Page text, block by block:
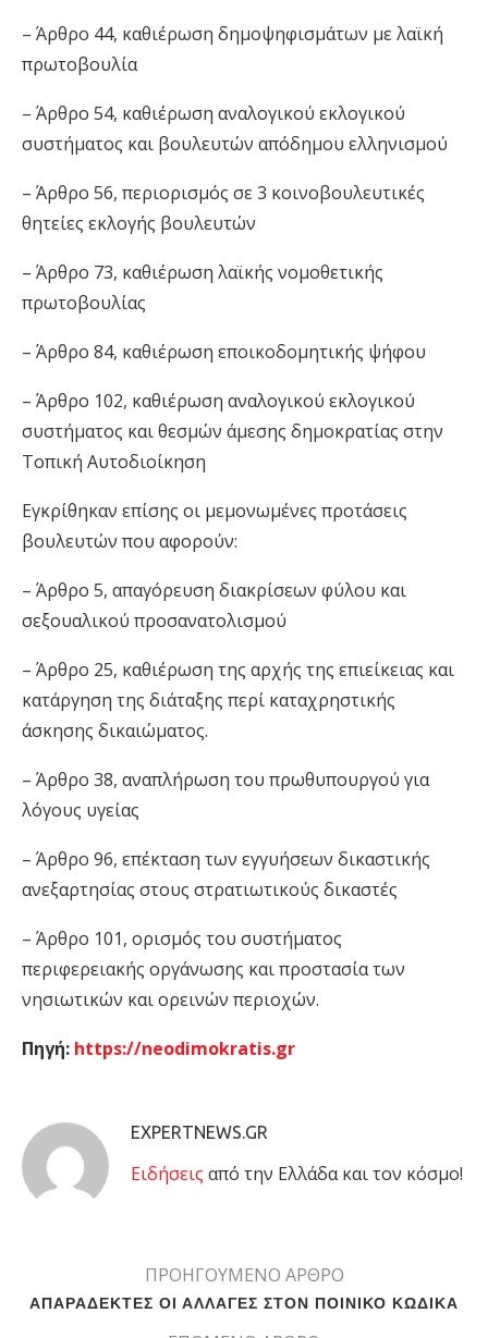
– Άρθρο 44, καθιέρωση δημοψηφισμάτων με λαϊκή
πρωτοβουλία
– Άρθρο 54, καθιέρωση αναλογικού εκλογικού
συστήματος και βουλευτών απόδημου ελληνισμού
– Άρθρο 56, περιορισμός σε 3 κοινοβουλευτικές
θητείες εκλογής βουλευτών
– Άρθρο 73, καθιέρωση λαϊκής νομοθετικής
πρωτοβουλίας
– Άρθρο 84, καθιέρωση εποικοδομητικής ψήφου
– Άρθρο 102, καθιέρωση αναλογικού εκλογικού
συστήματος και θεσμών άμεσης δημοκρατίας στην
Τοπική Αυτοδιοίκηση
Εγκρίθηκαν επίσης οι μεμονωμένες προτάσεις
βουλευτών που αφορούν:
– Άρθρο 5, απαγόρευση διακρίσεων φύλου και
σεξουαλικού προσανατολισμού
– Άρθρο 25, καθιέρωση της αρχής της επιείκειας και
κατάργηση της διάταξης περί καταχρηστικής
άσκησης δικαιώματος.
– Άρθρο 38, αναπλήρωση του πρωθυπουργού για
λόγους υγείας
– Άρθρο 96, επέκταση των εγγυήσεων δικαστικής
ανεξαρτησίας στους στρατιωτικούς δικαστές
– Άρθρο 101, ορισμός του συστήματος
περιφερειακής οργάνωσης και προστασία των
νησιωτικών και ορεινών περιοχών.
Πηγή: https://neodimokratis.gr
EXPERTNEWS.GR
Eιδήσεις από την Ελλάδα και τον κόσμο!
ΠΡΟΗΓΟΥΜΕΝΟ ΑΡΘΡΟ
ΑΠΑΡΑΔΕΚΤΕΣ ΟΙ ΑΛΛΑΓΕΣ ΣΤΟΝ ΠΟΙΝΙΚΟ ΚΩΔΙΚΑ